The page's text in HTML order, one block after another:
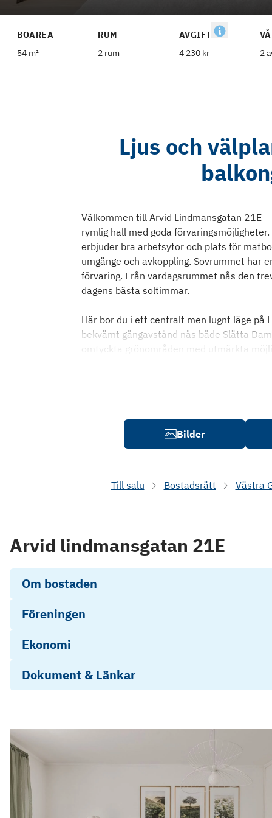
BOAREA
54 m²
RUM
2 rum
AVGIFT
4 230 kr
2
Ljus och
Välkommen till Arvid Lindmansgatan 21E
rymlig hall med goda
erbjuder bra arbetsytor och plats för
umgänge och avkoppling. Sovrummet har
förvaring. Från vardagsrummet nås den
dagens bästa soltimmar.
Här bor du i ett centralt men lugnt läge på
bekvämt gångavstånd nås både Slätta
omtyckta grönområden med utmärkta
Bilder
Till salu Bostadsrätt Västra
Arvid lindmansgatan 21E
Om bostaden
Föreningen
Ekonomi
Dokument & Länkar